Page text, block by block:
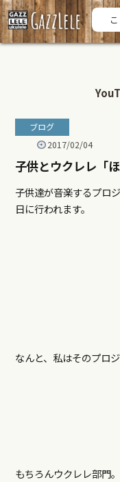
ブログ
2017/02/04
子供とウクレレ「
子供達が音楽するプロ
日に行われます。
なんと、私はそのプロ
もちろんウクレレ部門。